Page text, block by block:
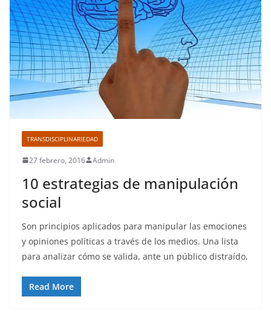
TRANSDISCIPLINARIEDAD
27 febrero, 2016 Admin
10 estrategias de manipulación
social
Son principios aplicados para manipular las emociones
y opiniones políticas a través de los medios. Una lista
para analizar cómo se valida, ante un público distraído,
Read More